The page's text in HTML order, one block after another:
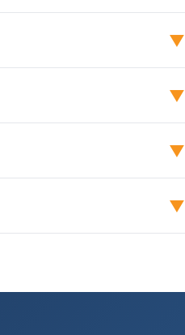
▼
▼
▼
▼